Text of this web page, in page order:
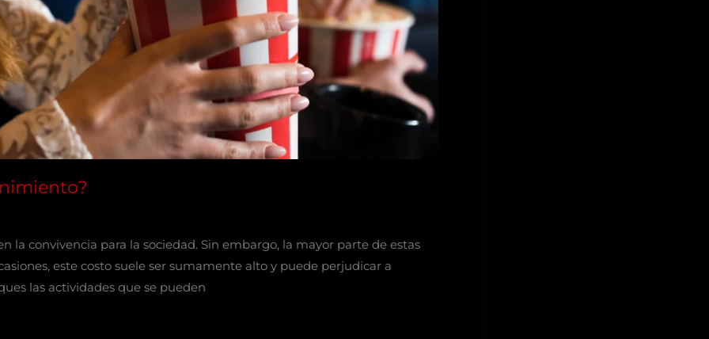
la convivencia para la sociedad. Sin embargo, la mayor parte de estas
este costo suele ser sumamente alto y puede perjudicar a
las actividades que se pueden